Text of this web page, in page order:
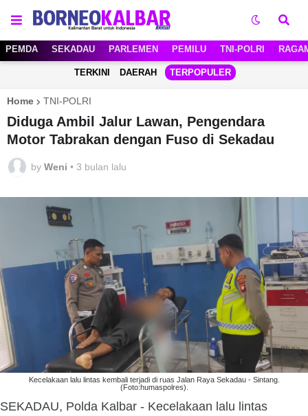
PEMDA SEKADAU PARLEMEN PEMILU TNI-POLRI
TERKINI DAERAH TERPOPULER
Home TNI-POLRI
Diduga Ambil Jalur Lawan, Pengendara
Motor Tabrakan dengan Fuso di Sekadau
by Weni • 3 bulan lalu
Kecelakaan lalu lintas kembali terjadi di ruas Jalan Raya Sekadau - Sintang.
(Foto:humaspolres).
SEKADAU, Polda Kalbar - Kecelakaan lalu lintas